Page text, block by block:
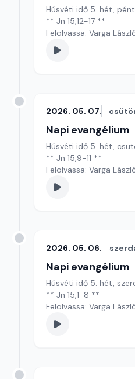
Húsvéti idő 5. hét,
** Jn 15,12-17 **
Felolvassa: Varga
2026. 05. 07.
Napi evangélium
Húsvéti idő 5. hét,
** Jn 15,9-11 **
Felolvassa: Varga
2026. 05. 06.
Napi evangélium
Húsvéti idő 5. hét,
** Jn 15,1-8 **
Felolvassa: Varga